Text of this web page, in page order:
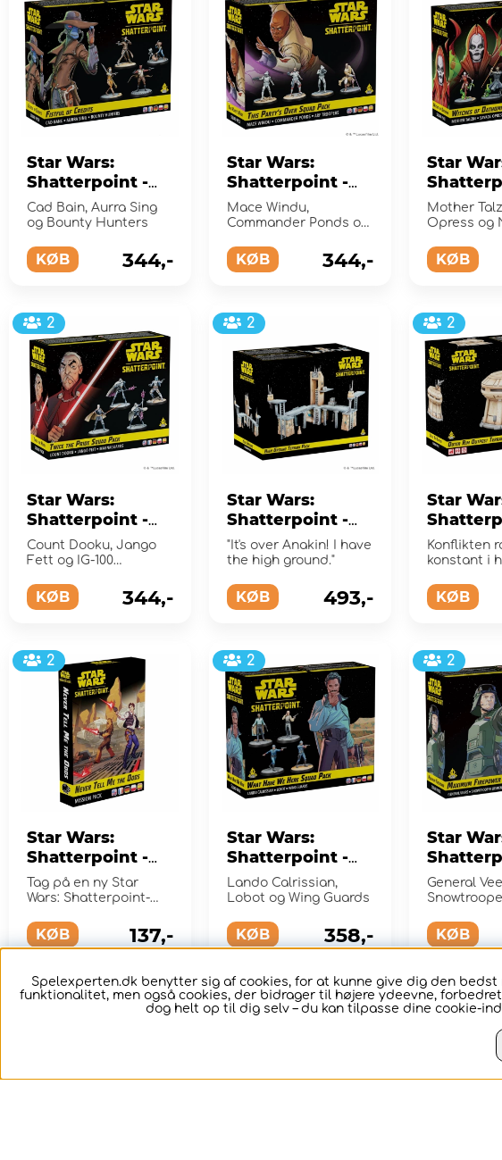
Star Wars:
Shatterpoint -
Fistful of Credits
Squad Pack
Cad Bain, Aurra Sing
og Bounty Hunters
KØB 344,-
Star Wars:
Shatterpoint -
This Party's Over
Squad Pack
Mace Windu,
Commander Ponds og
KØB 344,-
Star
Witches
Mother
Opress og
KØB
2
Star Wars:
Shatterpoint -
Twice the Pride
Squad Pack
Count Dooku, Jango
Fett og IG-100
KØB 344,-
2
Star Wars:
Shatterpoint -
High Ground
Terrain Pack
"It's over Anakin! I have
the high ground."
KØB 493,-
2
Star
Outer
Outpost
Konflikten
konstant i
KØB
2
Star Wars:
Shatterpoint -
Never Tell Me
the Odds
(Exp.)
Tag på en ny Star
Wars: Shatterpoint-
KØB 137,-
2
Star Wars:
Shatterpoint -
What Have We
Here Squad
Lando Calrissian,
Lobot og Wing Guards
KØB 358,-
2
Star
(Exp.)
General
KØB
2 2 2
Spelexperten.dk benytter sig af cookies, for at kunne give dig den
funktionalitet, men også cookies, der bidrager til højere ydeevne,
dog helt op til dig selv – du kan tilpasse dine cookie-